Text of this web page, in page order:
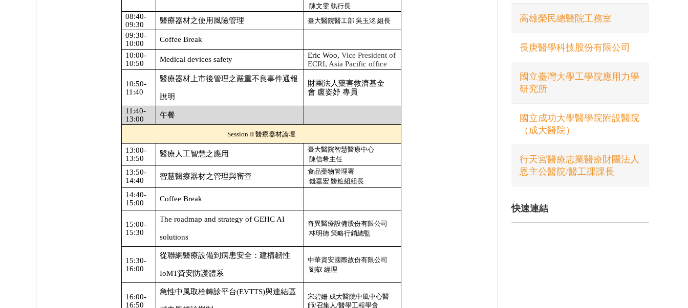
陳文雯 執行長
08:40-
09:30
醫療器材之使用風險管理 臺大醫院醫工部 吳玉洺 組長
09:30-
10:00
Coffee Break
10:00-
10:50
Medical devices safety
Eric Woo,Vice President of
ECRI, Asia Pacific office
10:50-
11:40
醫療器材上市後管理之嚴重不良事件通報
說明
財團法人藥害救濟基金
會 盧姿妤 專員
11:40-
13:00
午餐
Session II醫療器材論壇
13:00-
13:50
醫療人工智慧之應用
臺大醫院智慧醫療中心
陳信希主任
13:50-
14:40
智慧醫療器材之管理與審查
食品藥物管理署
錢嘉宏 醫粧組組長
14:40-
15:00
Coffee Break
15:00-
15:30
The roadmap and strategy of GEHC AI
solutions
奇異醫療設備股份有限公司
林明德 策略行銷總監
15:30-
16:00
從聯網醫療設備到病患安全：建構韌性
IoMT資安防護體系
中華資安國際故份有限公司
劉叡 經理
16:00-
16:50
急性中風取栓轉診平台(EVTTS)與連結區
宋碧姍 成大醫院中風中心醫
師/召集人/醫學工程學會
高雄榮民總醫院工務室
長庚醫學科技股份有限公司
國立臺灣大學工學院應用力學
研究所
國立成功大學醫學院附設醫院
（成大醫院）
行天宮醫療志業醫療財團法人
恩主公醫院/醫工課課長
快速連結